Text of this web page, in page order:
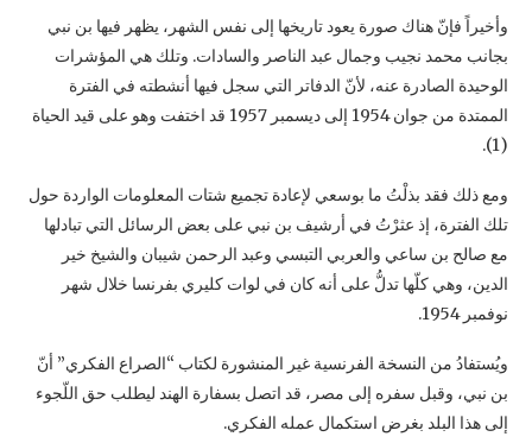
وأخيراً فإنّ هناك صورة يعود تاريخها إلى نفس الشهر، يظهر فيها بن نبي
بجانب محمد نجيب وجمال ‏عبد الناصر والسادات. وتلك هي المؤشرات
الوحيدة الصادرة عنه، لأنّ الدفاتر التي سجل فيها أنشطته ‏في الفترة
الممتدة من جوان 1954 إلى ديسمبر 1957 قد اختفت وهو على قيد الحياة
(1).‏
ومع ذلك فقد بذلْتُ ما بوسعي لإعادة تجميع شتات المعلومات الواردة حول
تلك الفترة، إذ عثرْتُ في ‏أرشيف بن نبي على بعض الرسائل التي تبادلها
مع صالح بن ساعي والعربي التبسي وعبد الرحمن ‏شيبان والشيخ خير
الدين، وهي كلّها تدلُّ على أنه كان في لوات كليري بفرنسا خلال شهر
نوفمبر ‏‏1954.‏
ويُستفادُ من النسخة الفرنسية غير المنشورة لكتاب “الصراع الفكري” أنّ
بن نبي، وقبل سفره إلى ‏مصر، قد اتصل بسفارة الهند ليطلب حق اللّجوء
إلى هذا البلد بغرض استكمال عمله الفكري.‏